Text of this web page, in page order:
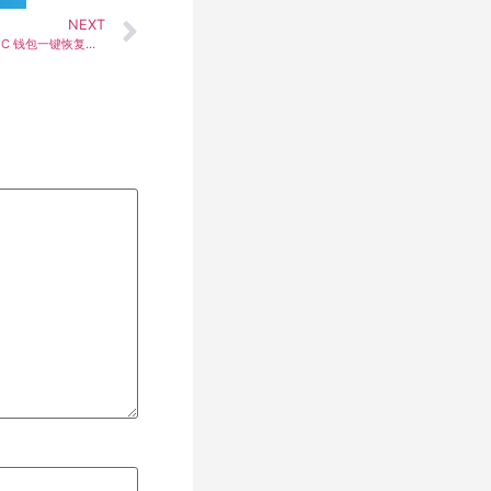
NEXT
Zcash 新成立非营利组织 Sovright 发布老 ZEC 钱包一键恢复工具